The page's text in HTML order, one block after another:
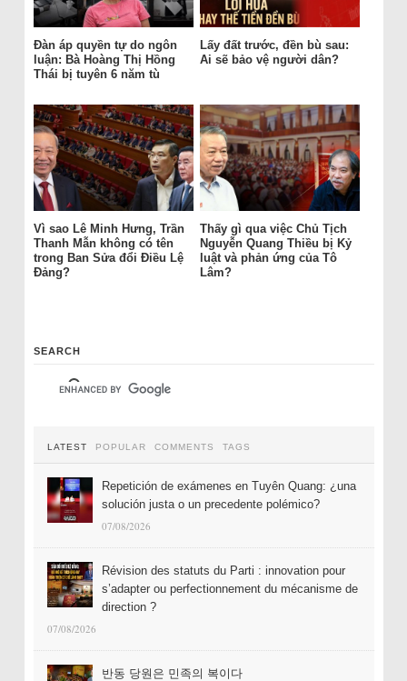
Đàn áp quyền tự do ngôn
luận: Bà Hoàng Thị Hồng
Thái bị tuyên 6 năm tù
Lấy đất trước, đền bù sau:
Ai sẽ bảo vệ người dân?
Vì sao Lê Minh Hưng, Trần
Thanh Mẫn không có tên
trong Ban Sửa đổi Điều Lệ
Đảng?
Thấy gì qua việc Chủ Tịch
Nguyễn Quang Thiều bị Kỷ
luật và phản ứng của Tô
Lâm?
SEARCH
LATEST POPULAR COMMENTS TAGS
Repetición de exámenes en Tuyên Quang: ¿una
solución justa o un precedente polémico?
07/08/2026
Révision des statuts du Parti : innovation pour
s’adapter ou perfectionnement du mécanisme de
direction ?
07/08/2026
반동 당원은 민족의 복이다